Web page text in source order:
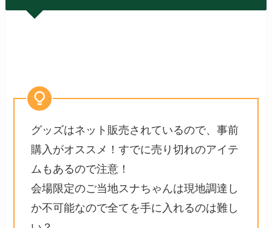
グッズはネット販売されているので、事前
購入がオススメ！すでに売り切れのアイテ
ムもあるので注意！
会場限定のご当地スナちゃんは現地調達し
か不可能なので全てを手に入れるのは難し